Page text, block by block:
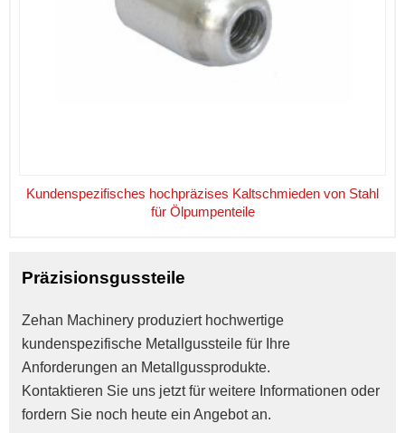
Kundenspezifisches hochpräzises Kaltschmieden von Stahl
für Ölpumpenteile
Präzisionsgussteile
Zehan Machinery produziert hochwertige
kundenspezifische Metallgussteile für Ihre
Anforderungen an Metallgussprodukte.
Kontaktieren Sie uns jetzt für weitere Informationen oder
fordern Sie noch heute ein Angebot an.